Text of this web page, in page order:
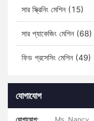
সার স্ক্রিনিং মেশিন (15)
সার প্যাকেজিং মেশিন (68)
ফিড প্রসেসিং মেশিন (49)
যোগাযোগ